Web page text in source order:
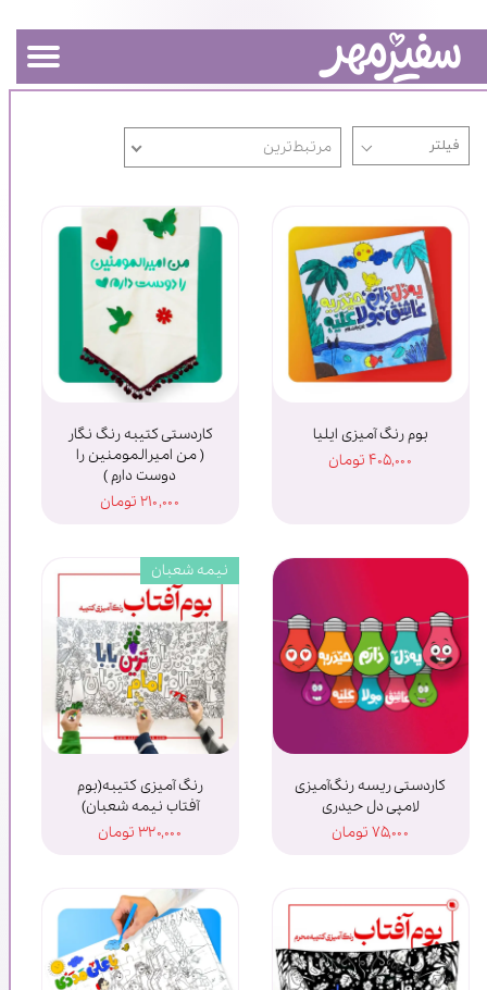
مرتبط‌ترین
بوم رنگ آمیزی ایلیا
۴۰۵,۰۰۰ تومان
کاردستی کتیبه رنگ نگار
( من امیرالمومنین را
دوست دارم )
۲۱۰,۰۰۰ تومان
کاردستی ریسه رنگ‌آمیزی
لامپی دل حیدری
۷۵,۰۰۰ تومان
رنگ آمیزی کتیبه(بوم
آفتاب نیمه‌ شعبان)
۳۲۰,۰۰۰ تومان
نیمه شعبان